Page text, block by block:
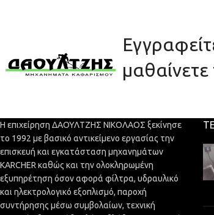
Η επιχείρηση ΔΑΟΥΛΤΖΗΣ ΝΙΚΟΛΑΟΣ ξεκίνησε
το 1992 με βασικό αντικείμενο εργασίας την
επισκευή και εγκατάσταση μηχανημάτων
KARCHER καθώς και την ολοκληρωμένη
εξυπηρέτηση όσον αφορά φίλτρα, υδραυλικό
και ηλεκτρολογικό εξοπλισμό, παροχή
συντήρησης μέσω συμβολαίων, τεχνική